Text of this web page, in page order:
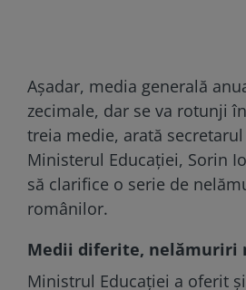
Așadar, media generală
zecimale, dar se va rotunji
treia medie, arată
Ministerul Educației, Sorin
să clarifice o serie de
românilor.
Medii diferite, nelămuriri
Ministrul Educației a oferit